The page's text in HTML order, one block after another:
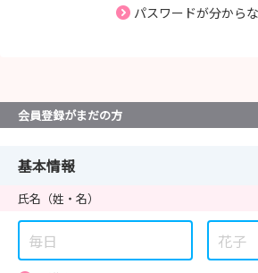
パスワードが分から
会員登録がまだの方
基本情報
氏名 （姓・名）